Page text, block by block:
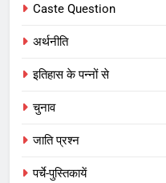
Caste Question
अर्थनीति
इतिहास के पन्नों से
चुनाव
जाति प्रश्न
पर्चे-पुस्तिकायें